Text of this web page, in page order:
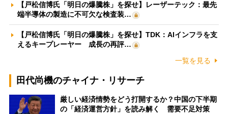
【戸松信博氏「明日の爆騰株」を探せ】レーザーテック：最先
端半導体の製造に不可欠な検査装…
【戸松信博氏「明日の爆騰株」を探せ】TDK：AIインフラを支
えるキープレーヤー 成長の再評…
一覧を見る
田代尚機のチャイナ・リサーチ
厳しい経済情勢をどう打開するか？中国の下半期
の「経済運営方針」を読み解く 需要不足対策